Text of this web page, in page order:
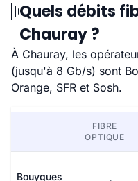
Quels débits
Chauray ?
À Chauray, les
(jusqu'à 8 Gb/s) sont
Orange, SFR et Sosh.
FIBRE
OPTIQUE
Bouygues